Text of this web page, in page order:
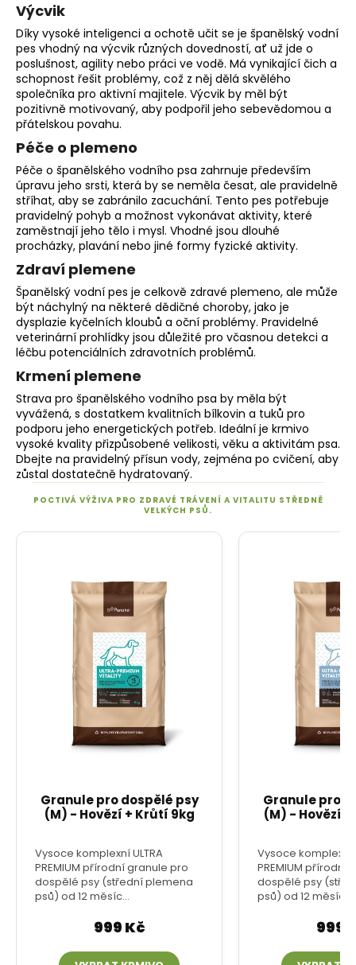
Výcvik
Díky vysoké inteligenci a ochotě učit se je španělský vodní
pes vhodný na výcvik různých dovedností, ať už jde o
poslušnost, agility nebo práci ve vodě. Má vynikající čich a
schopnost řešit problémy, což z něj dělá skvělého
společníka pro aktivní majitele. Výcvik by měl být
pozitivně motivovaný, aby podpořil jeho sebevědomou a
přátelskou povahu.
Péče o plemeno
Péče o španělského vodního psa zahrnuje především
úpravu jeho srsti, která by se neměla česat, ale pravidelně
stříhat, aby se zabránilo zacuchání. Tento pes potřebuje
pravidelný pohyb a možnost vykonávat aktivity, které
zaměstnají jeho tělo i mysl. Vhodné jsou dlouhé
procházky, plavání nebo jiné formy fyzické aktivity.
Zdraví plemene
Španělský vodní pes je celkově zdravé plemeno, ale může
být náchylný na některé dědičné choroby, jako je
dysplazie kyčelních kloubů a oční problémy. Pravidelné
veterinární prohlídky jsou důležité pro včasnou detekci a
léčbu potenciálních zdravotních problémů.
Krmení plemene
Strava pro španělského vodního psa by měla být
vyvážená, s dostatkem kvalitních bílkovin a tuků pro
podporu jeho energetických potřeb. Ideální je krmivo
vysoké kvality přizpůsobené velikosti, věku a aktivitám psa.
Dbejte na pravidelný přísun vody, zejména po cvičení, aby
zůstal dostatečně hydratovaný.